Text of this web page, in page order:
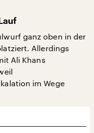
ganz oben in der
Allerdings
Ali Khans
im Wege